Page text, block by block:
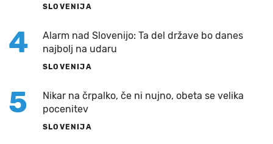
SLOVENIJA
4
Alarm nad Slovenijo: Ta del države bo danes
najbolj na udaru
SLOVENIJA
5
Nikar na črpalko, če ni nujno, obeta se velika
pocenitev
SLOVENIJA